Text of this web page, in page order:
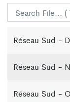
Réseau Sud -
Réseau Sud -
Réseau Sud -